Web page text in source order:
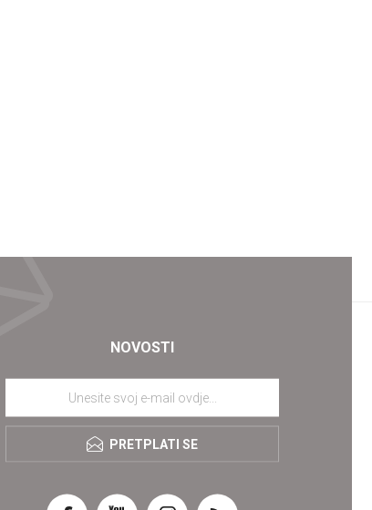
NOVOSTI
PRETPLATI SE